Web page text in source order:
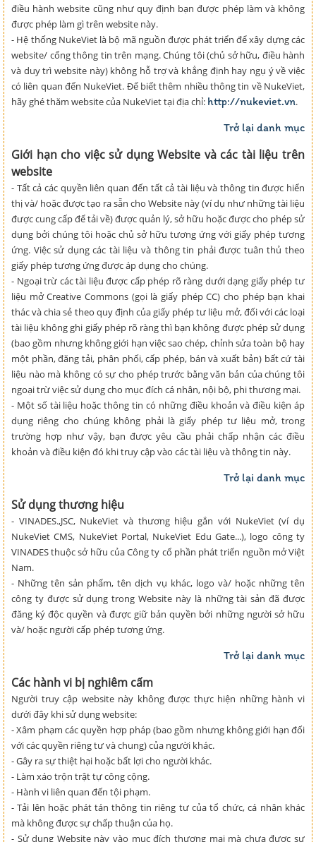
điều hành website cũng như quy định bạn được phép làm và không
được phép làm gì trên website này.
- Hệ thống NukeViet là bộ mã nguồn được phát triển để xây dựng các
website/ cổng thông tin trên mạng. Chúng tôi (chủ sở hữu, điều hành
và duy trì website này) không hỗ trợ và khẳng định hay ngụ ý về việc
có liên quan đến NukeViet. Để biết thêm nhiều thông tin về NukeViet,
hãy ghé thăm website của NukeViet tại địa chỉ: http://nukeviet.vn.
Trở lại danh mục
Giới hạn cho việc sử dụng Website và các tài liệu trên
website
- Tất cả các quyền liên quan đến tất cả tài liệu và thông tin được hiển
thị và/ hoặc được tạo ra sẵn cho Website này (ví dụ như những tài liệu
được cung cấp để tải về) được quản lý, sở hữu hoặc được cho phép sử
dụng bởi chúng tôi hoặc chủ sở hữu tương ứng với giấy phép tương
ứng. Việc sử dụng các tài liệu và thông tin phải được tuân thủ theo
giấy phép tương ứng được áp dụng cho chúng.
- Ngoại trừ các tài liệu được cấp phép rõ ràng dưới dạng giấy phép tư
liệu mở Creative Commons (gọi là giấy phép CC) cho phép bạn khai
thác và chia sẻ theo quy định của giấy phép tư liệu mở, đối với các loại
tài liệu không ghi giấy phép rõ ràng thì bạn không được phép sử dụng
(bao gồm nhưng không giới hạn việc sao chép, chỉnh sửa toàn bộ hay
một phần, đăng tải, phân phối, cấp phép, bán và xuất bản) bất cứ tài
liệu nào mà không có sự cho phép trước bằng văn bản của chúng tôi
ngoại trừ việc sử dụng cho mục đích cá nhân, nội bộ, phi thương mại.
- Một số tài liệu hoặc thông tin có những điều khoản và điều kiện áp
dụng riêng cho chúng không phải là giấy phép tư liệu mở, trong
trường hợp như vậy, bạn được yêu cầu phải chấp nhận các điều
khoản và điều kiện đó khi truy cập vào các tài liệu và thông tin này.
Trở lại danh mục
Sử dụng thương hiệu
- VINADES.,JSC, NukeViet và thương hiệu gắn với NukeViet (ví dụ
NukeViet CMS, NukeViet Portal, NukeViet Edu Gate...), logo công ty
VINADES thuộc sở hữu của Công ty cổ phần phát triển nguồn mở Việt
Nam.
- Những tên sản phẩm, tên dịch vụ khác, logo và/ hoặc những tên
công ty được sử dụng trong Website này là những tài sản đã được
đăng ký độc quyền và được giữ bản quyền bởi những người sở hữu
và/ hoặc người cấp phép tương ứng.
Trở lại danh mục
Các hành vi bị nghiêm cấm
Người truy cập website này không được thực hiện những hành vi
dưới đây khi sử dụng website:
- Xâm phạm các quyền hợp pháp (bao gồm nhưng không giới hạn đối
với các quyền riêng tư và chung) của người khác.
- Gây ra sự thiệt hại hoặc bất lợi cho người khác.
- Làm xáo trộn trật tự công cộng.
- Hành vi liên quan đến tội phạm.
- Tải lên hoặc phát tán thông tin riêng tư của tổ chức, cá nhân khác
mà không được sự chấp thuận của họ.
- Sử dụng Website này vào mục đích thương mại mà chưa được sự